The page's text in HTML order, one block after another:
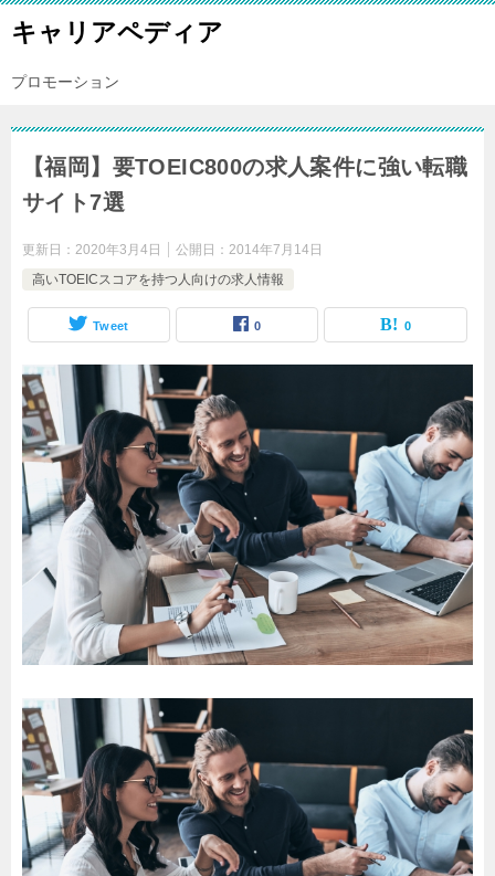
キャリアペディア
プロモーション
【福岡】要TOEIC800の求人案件に強い転職
サイト7選
更新日： 2020年3月4日 公開日： 2014年7月14日
高いTOEICスコアを持つ人向けの求人情報
Tweet 0 0